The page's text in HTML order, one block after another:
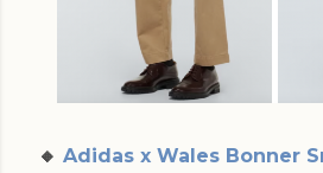
🔸 Adidas x Wales Bonner